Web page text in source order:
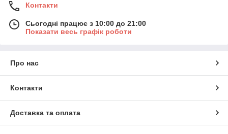
Контакти
Сьогодні працює з 10:00 до 21:00
Показати весь графік роботи
Про нас
Контакти
Доставка та оплата